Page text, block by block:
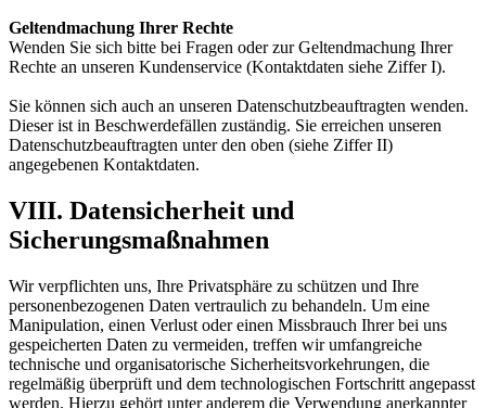
Geltendmachung Ihrer Rechte
Wenden Sie sich bitte bei Fragen oder zur Geltendmachung Ihrer
Rechte an unseren Kundenservice (Kontaktdaten siehe Ziffer I).
Sie können sich auch an unseren Datenschutzbeauftragten wenden.
Dieser ist in Beschwerdefällen zuständig. Sie erreichen unseren
Datenschutzbeauftragten unter den oben (siehe Ziffer II)
angegebenen Kontaktdaten.
VIII. Datensicherheit und
Sicherungsmaßnahmen
Wir verpflichten uns, Ihre Privatsphäre zu schützen und Ihre
personenbezogenen Daten vertraulich zu behandeln. Um eine
Manipulation, einen Verlust oder einen Missbrauch Ihrer bei uns
gespeicherten Daten zu vermeiden, treffen wir umfangreiche
technische und organisatorische Sicherheitsvorkehrungen, die
regelmäßig überprüft und dem technologischen Fortschritt angepasst
werden. Hierzu gehört unter anderem die Verwendung anerkannter